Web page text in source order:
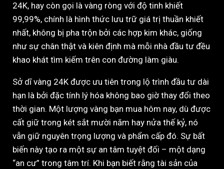
24K, hay còn gọi là vàng ròng với độ tinh khiết
99,99%, chính là hình thức lưu trữ giá trị thuần khiết
nhất, không bị pha trộn bởi các hợp kim khác, giống
như sự chân thật và kiên định mà mỗi nhà đầu tư đều
khao khát tìm kiếm trên con đường làm giàu.
Sở dĩ vàng 24K được ưu tiên trong lộ trình đầu tư dài
hạn là bởi đặc tính lý hóa không bao giờ thay đổi theo
thời gian. Một lượng vàng bạn mua hôm nay, dù được
cất giữ trong két sắt mười năm hay nửa thế kỷ, nó
vẫn giữ nguyên trọng lượng và phẩm cấp đó. Sự bất
biến này tạo ra một sự an tâm tuyệt đối – một dạng
“an cư” trong tâm trí. Khi bạn biết rằng tài sản của